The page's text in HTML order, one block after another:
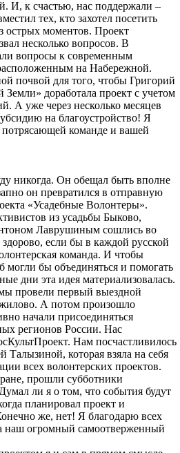
И, к счастью, нас поддержали –
тех, кто захотел посетить
острых моментов. Проект
несколько вопросов. В
вопросы к современным
на Набережной.
почвой для того, чтобы Григорий
доработала проект с учетом
А уже через несколько месяцев
на благоустройство! Я
команде и вашей
никогда. Он обещал быть вполне
он превратился в отправную
«Усадебные Волонтеры».
из усадьбы Быково,
Лаврушиным сошлись во
если бы в каждой русской
команда. И чтобы
могли бы объединяться и помогать
дни эта идея материализовалась.
провели первый выездной
А потом произошло
начали присоединяться
регионов России. Нас
Нам посчастливилось
Талызиной, которая взяла на себя
всех волонтерских проектов.
прошли субботники
ли я о том, что события будут
планировал проект и
же, нет! Я благодарю всех
наш огромный самоотверженный